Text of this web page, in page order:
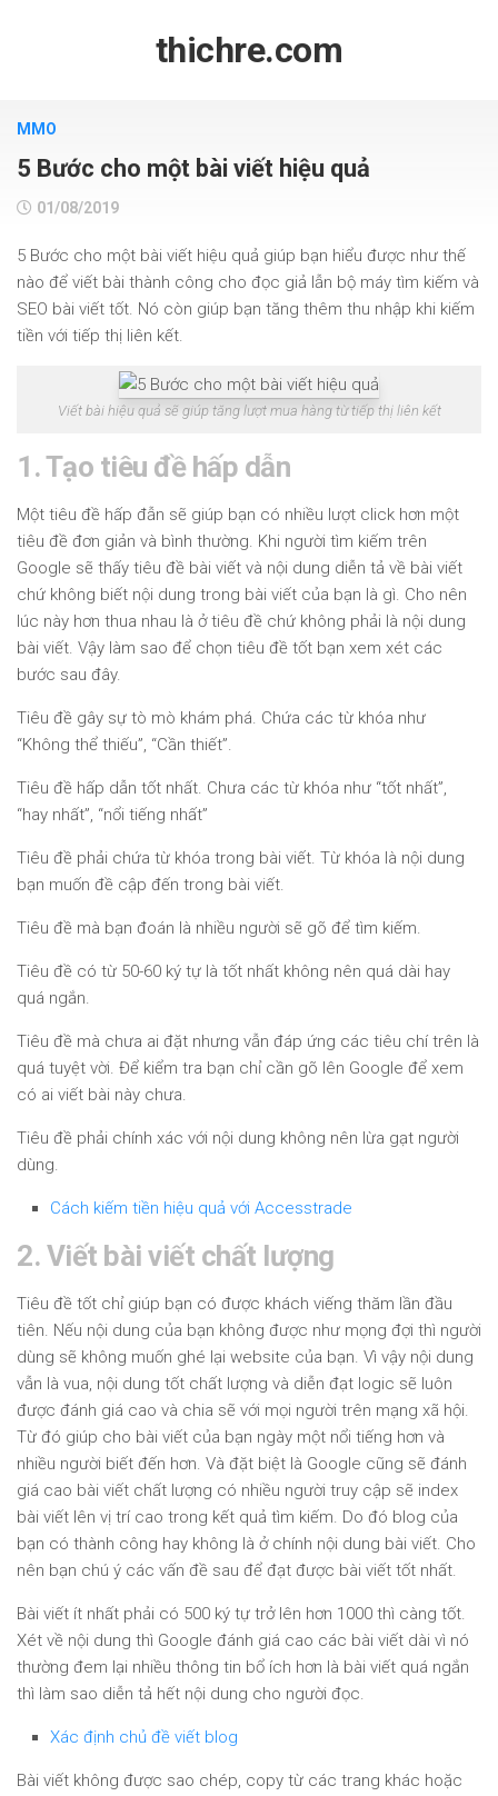
thichre.com
MMO
5 Bước cho một bài viết hiệu quả
01/08/2019
5 Bước cho một bài viết hiệu quả giúp bạn hiểu được như thế
nào để viết bài thành công cho đọc giả lẫn bộ máy tìm kiếm và
SEO bài viết tốt. Nó còn giúp bạn tăng thêm thu nhập khi kiếm
tiền với tiếp thị liên kết.
Viết bài hiệu quả sẽ giúp tăng lượt mua hàng từ tiếp thị liên kết
1. Tạo tiêu đề hấp dẫn
Một tiêu đề hấp đẫn sẽ giúp bạn có nhiều lượt click hơn một
tiêu đề đơn giản và bình thường. Khi người tìm kiếm trên
Google sẽ thấy tiêu đề bài viết và nội dung diễn tả về bài viết
chứ không biết nội dung trong bài viết của bạn là gì. Cho nên
lúc này hơn thua nhau là ở tiêu đề chứ không phải là nội dung
bài viết. Vậy làm sao để chọn tiêu đề tốt bạn xem xét các
bước sau đây.
Tiêu đề gây sự tò mò khám phá. Chứa các từ khóa như
“Không thể thiếu”, “Cần thiết”.
Tiêu đề hấp dẫn tốt nhất. Chưa các từ khóa như “tốt nhất”,
“hay nhất”, “nổi tiếng nhất”
Tiêu đề phải chứa từ khóa trong bài viết. Từ khóa là nội dung
bạn muốn đề cập đến trong bài viết.
Tiêu đề mà bạn đoán là nhiều người sẽ gõ để tìm kiếm.
Tiêu đề có từ 50-60 ký tự là tốt nhất không nên quá dài hay
quá ngắn.
Tiêu đề mà chưa ai đặt nhưng vẫn đáp ứng các tiêu chí trên là
quá tuyệt vời. Để kiểm tra bạn chỉ cần gõ lên Google để xem
có ai viết bài này chưa.
Tiêu đề phải chính xác với nội dung không nên lừa gạt người
dùng.
Cách kiếm tiền hiệu quả với Accesstrade
2. Viết bài viết chất lượng
Tiêu đề tốt chỉ giúp bạn có được khách viếng thăm lần đầu
tiên. Nếu nội dung của bạn không được như mọng đợi thì người
dùng sẽ không muốn ghé lại website của bạn. Vì vậy nội dung
vẫn là vua, nội dung tốt chất lượng và diễn đạt logic sẽ luôn
được đánh giá cao và chia sẽ với mọi người trên mạng xã hội.
Từ đó giúp cho bài viết của bạn ngày một nổi tiếng hơn và
nhiều người biết đến hơn. Và đặt biệt là Google cũng sẽ đánh
giá cao bài viết chất lượng có nhiều người truy cập sẽ index
bài viết lên vị trí cao trong kết quả tìm kiếm. Do đó blog của
bạn có thành công hay không là ở chính nội dung bài viết. Cho
nên bạn chú ý các vấn đề sau để đạt được bài viết tốt nhất.
Bài viết ít nhất phải có 500 ký tự trở lên hơn 1000 thì càng tốt.
Xét về nội dung thì Google đánh giá cao các bài viết dài vì nó
thường đem lại nhiều thông tin bổ ích hơn là bài viết quá ngắn
thì làm sao diễn tả hết nội dung cho người đọc.
Xác định chủ đề viết blog
Bài viết không được sao chép, copy từ các trang khác hoặc